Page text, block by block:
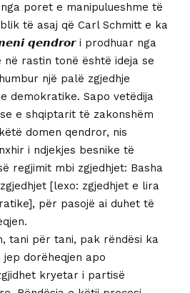
poret e manipulueshme të
të asaj që Carl Schmitt e ka
𝙦𝙚𝙣𝙙𝙧𝙤𝙧 i prodhuar nga
në rastin tonë është ideja se
një palë zgjedhje
demokratike. Sapo vetëdija
e shqiptarit të zakonshëm
domen qendror, nis
i ndjekjes besnike të
regjimit mbi zgjedhjet: Basha
[lexo: zgjedhjet e lira
për pasojë ai duhet të
tani për tani, pak rëndësi ka
jep dorëheqjen apo
kryetar i partisë